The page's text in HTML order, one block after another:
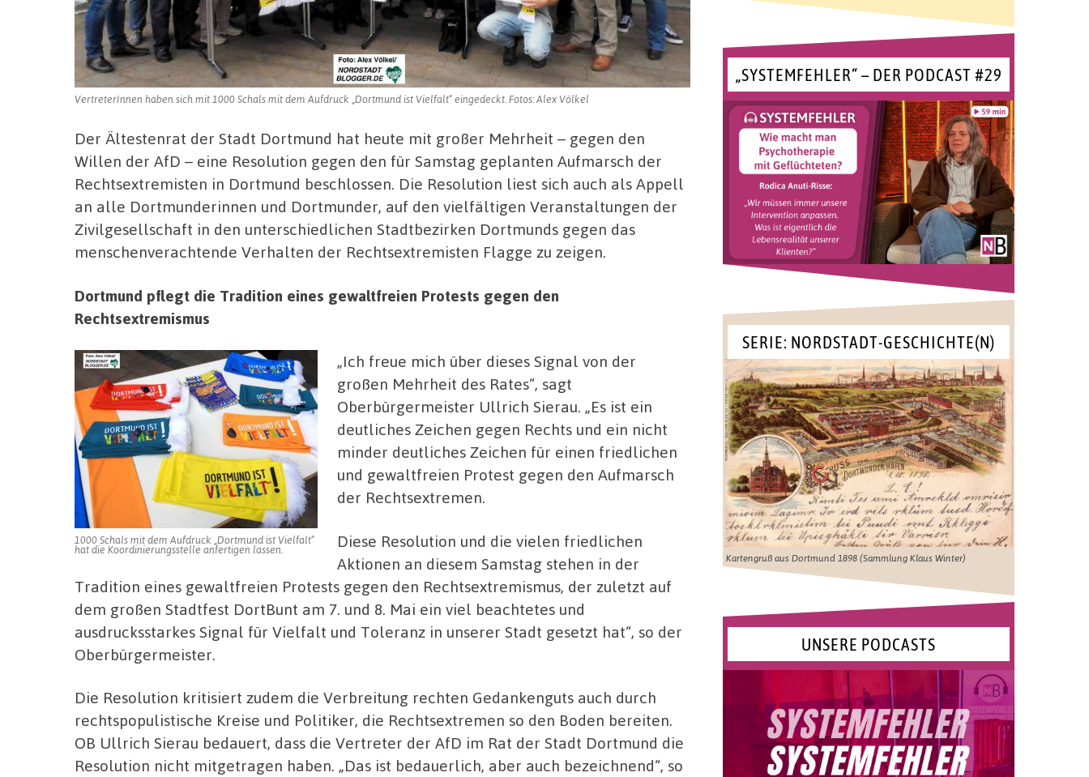
VertreterInnen haben sich mit 1000 Schals mit dem Aufdruck „Dortmund ist Vielfalt“ eingedeckt. Fotos: Alex Völkel
Der Ältestenrat der Stadt Dortmund hat heute mit großer Mehrheit – gegen den
Willen der AfD – eine Resolution gegen den für Samstag geplanten Aufmarsch der
Rechtsextremisten in Dortmund beschlossen. Die Resolution liest sich auch als Appell
an alle Dortmunderinnen und Dortmunder, auf den vielfältigen Veranstaltungen der
Zivilgesellschaft in den unterschiedlichen Stadtbezirken Dortmunds gegen das
menschenverachtende Verhalten der Rechtsextremisten Flagge zu zeigen.
Dortmund pflegt die Tradition eines gewaltfreien Protests gegen den
Rechtsextremismus
1000 Schals mit dem Aufdruck „Dortmund ist Vielfalt“
hat die Koordinierungsstelle anfertigen lassen.
„Ich freue mich über dieses Signal von der
großen Mehrheit des Rates“, sagt
Oberbürgermeister Ullrich Sierau. „Es ist ein
deutliches Zeichen gegen Rechts und ein nicht
minder deutliches Zeichen für einen friedlichen
und gewaltfreien Protest gegen den Aufmarsch
der Rechtsextremen.
Diese Resolution und die vielen friedlichen
Aktionen an diesem Samstag stehen in der
Tradition eines gewaltfreien Protests gegen den Rechtsextremismus, der zuletzt auf
dem großen Stadtfest DortBunt am 7. und 8. Mai ein viel beachtetes und
ausdrucksstarkes Signal für Vielfalt und Toleranz in unserer Stadt gesetzt hat“, so der
Oberbürgermeister.
Die Resolution kritisiert zudem die Verbreitung rechten Gedankenguts auch durch
rechtspopulistische Kreise und Politiker, die Rechtsextremen so den Boden bereiten.
OB Ullrich Sierau bedauert, dass die Vertreter der AfD im Rat der Stadt Dortmund die
Resolution nicht mitgetragen haben. „Das ist bedauerlich, aber auch bezeichnend“, so
„SYSTEMFEHLER“ – DER PODCAST #29
SERIE: NORDSTADT-GESCHICHTE(N)
Kartengruß aus Dortmund 1898 (Sammlung Klaus Winter)
UNSERE PODCASTS